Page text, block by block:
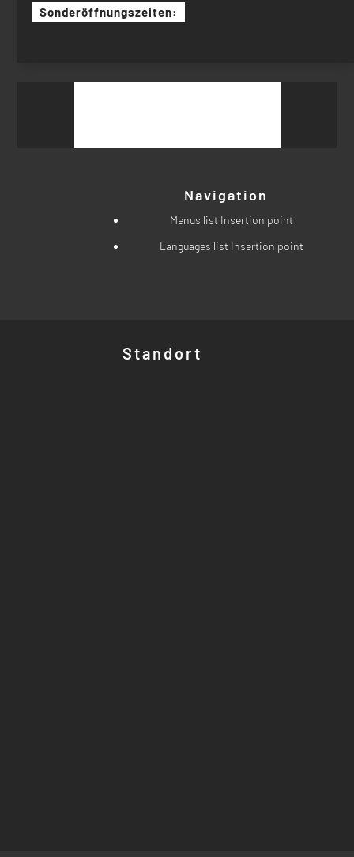
Sonderöffnungszeiten:
Navigation
Menus list Insertion point
Languages list Insertion point
Standort